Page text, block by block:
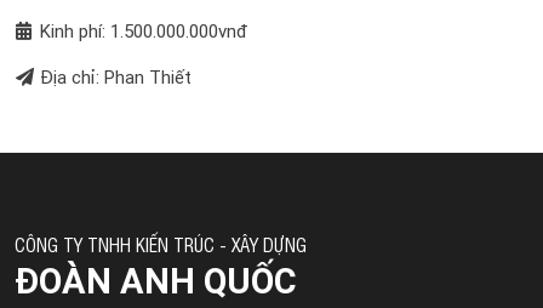
Kinh phí: 1.500.000.000vnđ
Địa chỉ: Phan Thiết
CÔNG TY TNHH KIẾN TRÚC - XÂY DỰNG
ĐOÀN ANH QUỐC